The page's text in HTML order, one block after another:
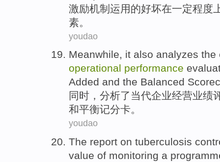
激励机制运用的好坏在一定程度
素 。
youdao
Meanwhile, it also analyzes the
operational performance
Added and the Balanced
同时 ， 分析了 当代企业经营业绩
和平衡记分卡。
youdao
The report on tuberculosis
value of monitoring a